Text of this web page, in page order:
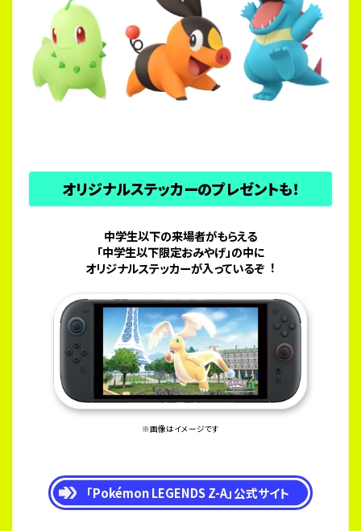
オリジナルステッカーのプレゼントも！
中学生以下の来場者がもらえる
「中学生以下限定おみやげ」の中に
オリジナルステッカーが入っているぞ︕
※画像はイメージです
「Pokémon LEGENDS Z-A」公式サイト